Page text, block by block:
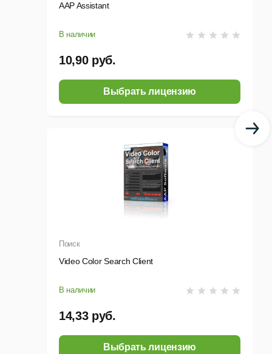
контента, расположенного на
и добавления в неё проиндексированного
на данной странице).
AAP Assistant
В наличии
10,90 руб.
Выбрать лицензию
Поиск
Video Color Search Client
В наличии
14,33 руб.
Выбрать лицензию